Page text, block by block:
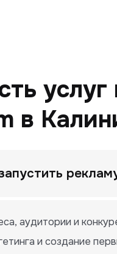
в
аудитории и
и создание